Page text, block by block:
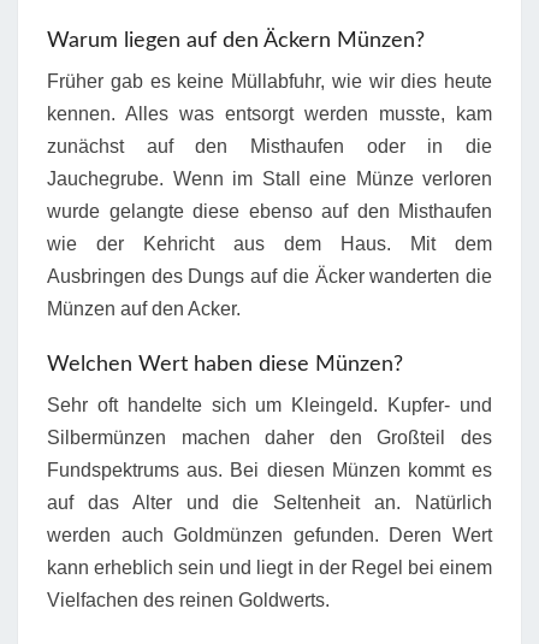
Warum liegen auf den Äckern Münzen?
Früher gab es keine Müllabfuhr, wie wir dies heute
kennen. Alles was entsorgt werden musste, kam
zunächst auf den Misthaufen oder in die
Jauchegrube. Wenn im Stall eine Münze verloren
wurde gelangte diese ebenso auf den Misthaufen
wie der Kehricht aus dem Haus. Mit dem
Ausbringen des Dungs auf die Äcker wanderten die
Münzen auf den Acker.
Welchen Wert haben diese Münzen?
Sehr oft handelte sich um Kleingeld. Kupfer- und
Silbermünzen machen daher den Großteil des
Fundspektrums aus. Bei diesen Münzen kommt es
auf das Alter und die Seltenheit an. Natürlich
werden auch Goldmünzen gefunden. Deren Wert
kann erheblich sein und liegt in der Regel bei einem
Vielfachen des reinen Goldwerts.